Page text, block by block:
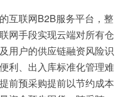
互联网B2B服务平台，整
网手段实现云端对所有仓
用户的供应链融资风险识
利、出入库标准化管理难
前预采购提前以节约成本